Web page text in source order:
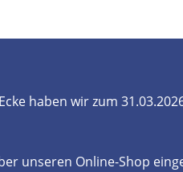
haben wir zum
unseren Online-Shop